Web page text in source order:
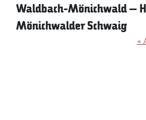
Waldbach-Mönichwald –
Mönichwalder Schwaig
«